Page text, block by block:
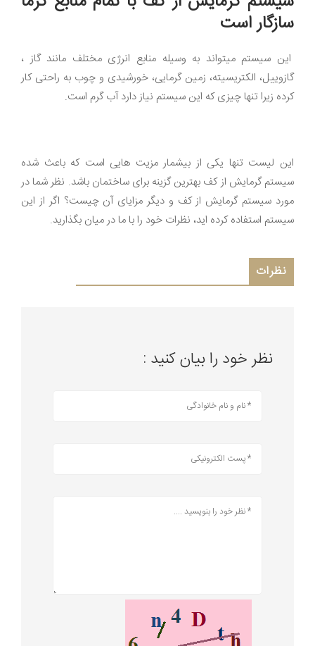
سازگار است
این سیستم میتواند به وسیله منابع انرژی مختلف مانند گاز ،
گازوییل، الکتریسیته، زمین گرمایی، خورشیدی و چوب به راحتی کار
کرده زیرا تنها چیزی که این سیستم نیاز دارد آب گرم است.
این لیست تنها یکی از بیشمار مزیت هایی است که باعث شده
سیستم گرمایش از کف بهترین گزینه برای ساختمان باشد. نظر شما در
مورد سیستم گرمایش از کف و دیگر مزایای آن چیست؟ اگر از این
سیستم استفاده کرده اید، نظرات خود را با ما در میان بگذارید.
نظرات
نظر خود را بیان کنید :